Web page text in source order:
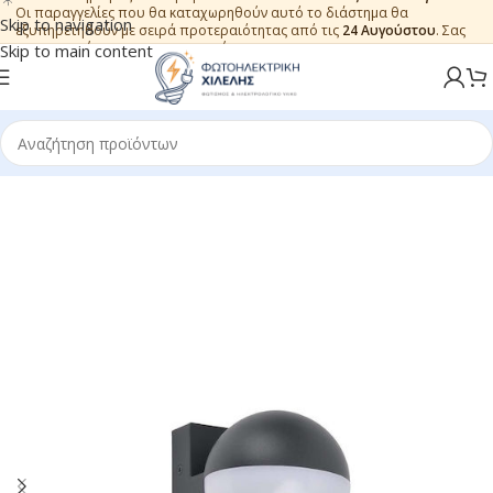
Skip to navigation
Skip to main content
Οι παραγγελίες που θα καταχωρηθούν αυτό το διάστημα θα
εξυπηρετηθούν με σειρά προτεραιότητας από τις 24 Αυγούστου. Σας
ευχαριστούμε για την εμπιστοσύνη.